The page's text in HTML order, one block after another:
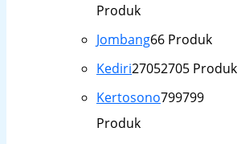
Produk
Jombang66 Produk
Kediri27052705 Produk
Kertosono799799
Produk